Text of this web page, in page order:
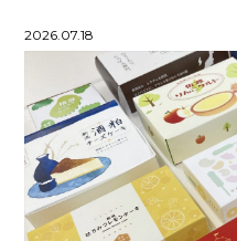
2026.07.18